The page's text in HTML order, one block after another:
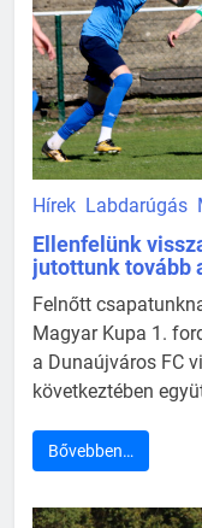
Hírek Labdarúgás
Ellenfelünk
jutottunk tovább
Felnőtt
Magyar Kupa 1.
a Dunaújváros FC
következtében
Bővebben…